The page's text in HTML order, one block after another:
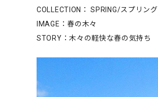
COLLECTION： SPRING/スプリング
IMAGE：春の木々
STORY：木々の軽快な春の気持ち